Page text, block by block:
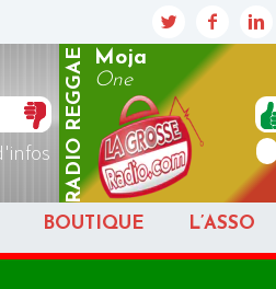
RADIO
REGGAE
Moja
One
BOUTIQUE L’ASSO